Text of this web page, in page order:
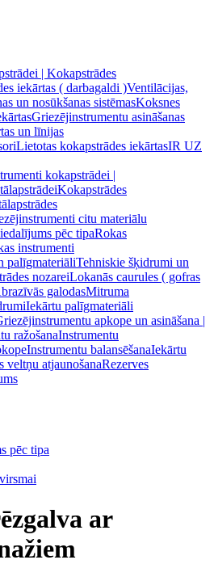
| Kokapstrādes
iekārtas ( darbagaldi )Ventilācijas,
un nosūkšanas sistēmasKoksnes
Griezējinstrumentu asināšanas
un līnijas
Lietotas kokapstrādes iekārtasIR UZ
kokapstrādei |
Kokapstrādes
citu materiālu
pēc tipaRokas
instrumenti
palīgmateriāliTehniskie šķidrumi un
nozareiLokanās caurules ( gofras
galodasMitruma
Iekārtu palīgmateriāli
apkope un asināšana |
ražošanaInstrumentu
Instrumentu balansēšanaIekārtu
veltņu atjaunošanaRezerves
pēc tipa
ar